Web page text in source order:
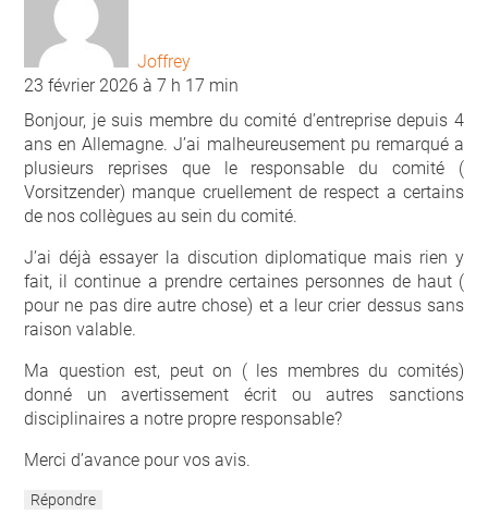
Joffrey
23 février 2026 à 7 h 17 min
Bonjour, je suis membre du comité d’entreprise depuis 4
ans en Allemagne. J’ai malheureusement pu remarqué a
plusieurs reprises que le responsable du comité (
Vorsitzender) manque cruellement de respect a certains
de nos collègues au sein du comité.
J’ai déjà essayer la discution diplomatique mais rien y
fait, il continue a prendre certaines personnes de haut (
pour ne pas dire autre chose) et a leur crier dessus sans
raison valable.
Ma question est, peut on ( les membres du comités)
donné un avertissement écrit ou autres sanctions
disciplinaires a notre propre responsable?
Merci d’avance pour vos avis.
Répondre